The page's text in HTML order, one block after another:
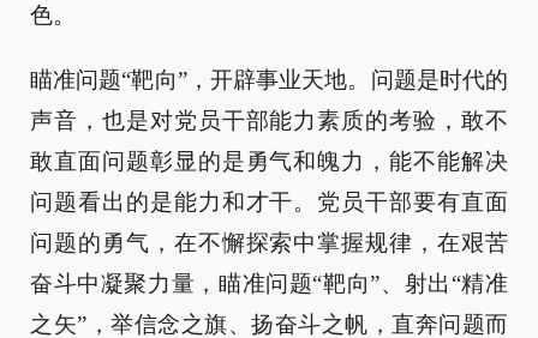
色。
瞄准问题“靶向”，开辟事业天地。问题是时代的
声音，也是对党员干部能力素质的考验，敢不
敢直面问题彰显的是勇气和魄力，能不能解决
问题看出的是能力和才干。党员干部要有直面
问题的勇气，在不懈探索中掌握规律，在艰苦
奋斗中凝聚力量，瞄准问题“靶向”、射出“精准
之矢”，举信念之旗、扬奋斗之帆，直奔问题而